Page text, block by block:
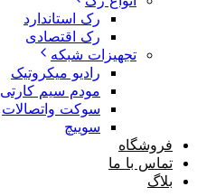
رک استاندارد
رک اقتصادی
تجهیزات شبکه
رادیو میکروتیک
مودم سیم کارتی
سوکت واتصالات
سوییچ
فروشگاه
تماس با ما
بلاگ